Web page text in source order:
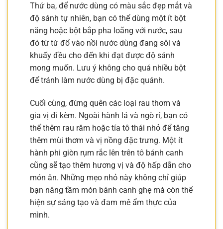
Thứ ba, để nước dùng có màu sắc đẹp mắt và
độ sánh tự nhiên, bạn có thể dùng một ít bột
năng hoặc bột bắp pha loãng với nước, sau
đó từ từ đổ vào nồi nước dùng đang sôi và
khuấy đều cho đến khi đạt được độ sánh
mong muốn. Lưu ý không cho quá nhiều bột
để tránh làm nước dùng bị đặc quánh.
Cuối cùng, đừng quên các loại rau thơm và
gia vị đi kèm. Ngoài hành lá và ngò rí, bạn có
thể thêm rau răm hoặc tía tô thái nhỏ để tăng
thêm mùi thơm và vị nồng đặc trưng. Một ít
hành phi giòn rụm rắc lên trên tô bánh canh
cũng sẽ tạo thêm hương vị và độ hấp dẫn cho
món ăn. Những mẹo nhỏ này không chỉ giúp
bạn nâng tầm món bánh canh ghẹ mà còn thể
hiện sự sáng tạo và đam mê ẩm thực của
mình.